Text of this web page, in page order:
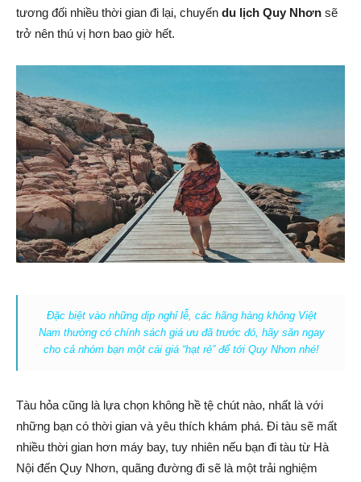
tương đối nhiều thời gian đi lại, chuyến du lịch Quy Nhơn sẽ
trở nên thú vị hơn bao giờ hết.
Đặc biệt vào những dịp nghỉ lễ, các hãng hàng không Việt
Nam thường có chính sách giá ưu đã trước đó, hãy săn ngay
cho cả nhóm bạn một cái giá “hạt rẻ” để tới Quy Nhơn nhé!
Tàu hỏa cũng là lựa chọn không hề tệ chút nào, nhất là với
những bạn có thời gian và yêu thích khám phá. Đi tàu sẽ mất
nhiều thời gian hơn máy bay, tuy nhiên nếu bạn đi tàu từ Hà
Nội đến Quy Nhơn, quãng đường đi sẽ là một trải nghiệm